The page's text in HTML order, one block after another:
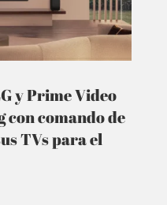
y Prime Video
comando de
TVs para el